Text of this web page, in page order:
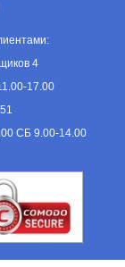
4
17.00
СБ 9.00-14.00